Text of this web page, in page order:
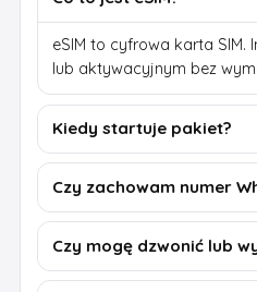
eSIM to cyfrowa karta SIM.
lub aktywacyjnym bez
Kiedy startuje pakiet?
Czy zachowam numer
Czy mogę dzwonić lub